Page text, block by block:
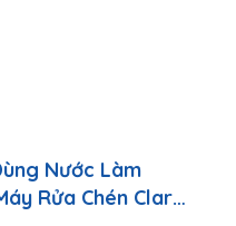
Nước Làm
Rửa Chén Clara